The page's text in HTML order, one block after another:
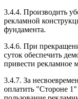
3.4.4. Производить
рекламной
фундамента.
3.4.6. При
суток обеспечить
привести рекламное
3.4.7. За
оплатить "Стороне